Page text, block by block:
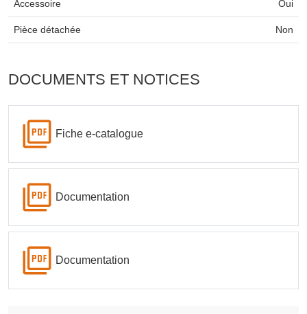
Accessoire Oui
Pièce détachée Non
DOCUMENTS ET NOTICES
Fiche e-catalogue
Documentation
Documentation